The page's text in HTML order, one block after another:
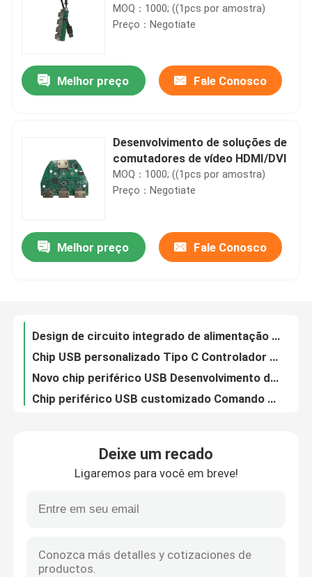
Casa
Sobre nós
Contacte-nos
projeto de microplaqueta do CI
Conjunto da placa de circuito impresso
MOQ：1000; ((1pcs por amostra)
Preço：Negotiate
Melhor preço Fale Conosco
Desenvolvimento de soluções de
comutadores de vídeo HDMI/DVI
MOQ：1000; ((1pcs por amostra)
Preço：Negotiate
Melhor preço Fale Conosco
Deixe um recado
Ligaremos para você em breve!